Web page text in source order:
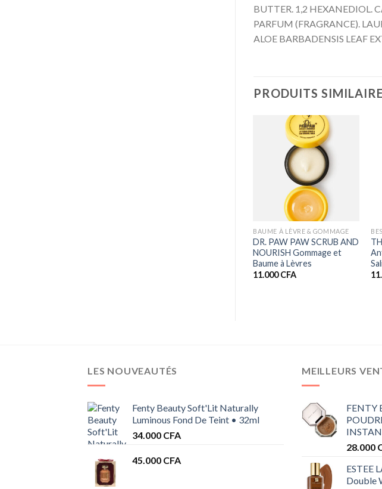
BUTTER. 1,2 HEXANEDIOL.
PARFUM (FRAGRANCE).
ALOE BARBADENSIS LEAF
PRODUITS
BAUME À LÈVRE & GOMMAGE
DR. PAW PAW SCRUB AND
NOURISH Gommage et
Baume à Lèvres
11.000CFA
LES NOUVEAUTÉS
Fenty Beauty Soft'Lit Naturally
Luminous Fond De Teint • 32ml
34.000 CFA
45.000 CFA
MEILLEURS
FENTY
28.000
ESTEE
Double